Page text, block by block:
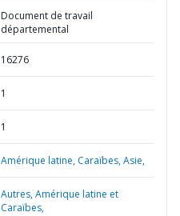
Document de travail
départemental
16276
1
1
Amérique latine, Caraïbes,Asie,
Autres,Amérique latine et
Caraïbes,